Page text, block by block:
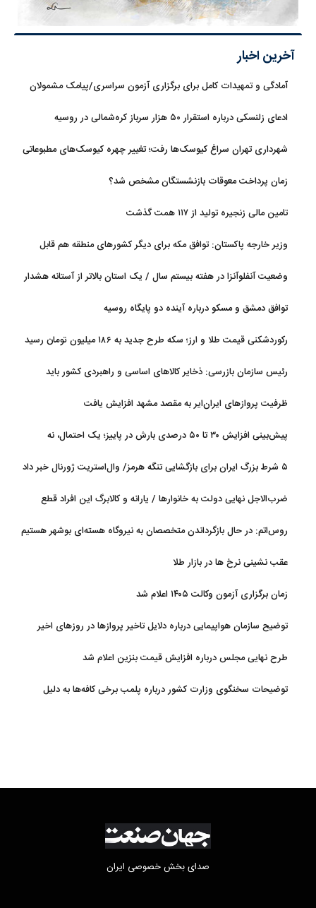
آخرین اخبار
آمادگی و تمهیدات کامل برای برگزاری آزمون سراسری/پیامک مشمولان
ادعای زلنسکی درباره استقرار ۵۰ هزار سرباز کره‌شمالی در روسیه
شهرداری تهران سراغ کیوسک‌ها رفت؛ تغییر چهره کیوسک‌های مطبوعاتی
زمان پرداخت معوقات بازنشستگان مشخص شد؟
تامین مالی زنجیره تولید از ۱۱۷ همت گذشت
وزیر خارجه پاکستان: توافق مکه برای دیگر کشورهای منطقه هم قابل
وضعیت آنفلوآنزا در هفته بیستم سال / یک استان بالاتر از آستانه هشدار
توافق دمشق و مسکو درباره آینده دو پایگاه روسیه
رکوردشکنی قیمت طلا و ارز؛ سکه طرح جدید به ۱۸۶ میلیون تومان رسید
رئیس سازمان بازرسی: ذخایر کالاهای اساسی و راهبردی کشور باید
ظرفیت پروازهای ایران‌ایر به مقصد مشهد افزایش یافت
پیش‌بینی افزایش ۳۰ تا ۵۰ درصدی بارش در پاییز؛ یک احتمال، نه
۵ شرط بزرگ ایران برای بازگشایی تنگه هرمز/ وال‌استریت ژورنال خبر داد
ضرب‌الاجل نهایی دولت به خانوارها / یارانه و کالابرگ این افراد قطع
روس‌اتم: در حال بازگرداندن متخصصان به نیروگاه هسته‌ای بوشهر هستیم
عقب نشینی نرخ ها در بازار طلا
زمان برگزاری آزمون وکالت ۱۴۰۵ اعلام شد
توضیح سازمان هواپیمایی درباره دلایل تاخیر پروازها در روزهای اخیر
طرح نهایی مجلس درباره افزایش قیمت بنزین اعلام شد
توضیحات سخنگوی وزارت کشور درباره پلمب برخی کافه‌ها به دلیل
صدای بخش خصوصی ایران